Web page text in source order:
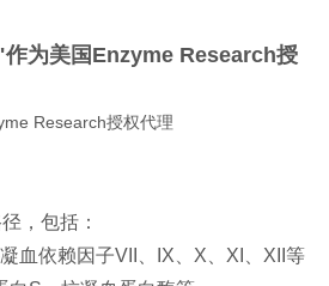
为美国Enzyme Research授
，包括：
凝血依赖因子VII、IX、X、XI、XII等